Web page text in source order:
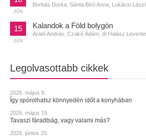
JÚN
Borbás Dorka, Sánta Bíró Anna, Lukácsi
15
JÚN
Kalandok a Föld bolygón
Arató András, Czakó Ádám, dr.Halász
Legolvasottabb cikkek
2026. május 9.
Így spórolhatsz könnyedén időt a konyhában
2026. május 19.
Tavaszi fáradtság, vagy valami más?
2026. június 20.